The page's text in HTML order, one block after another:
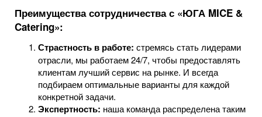
Преимущества сотрудничества с «ЮГА MICE &
Catering»:
Страстность в работе: стремясь стать лидерами
отрасли, мы работаем 24/7, чтобы предоставлять
клиентам лучший сервис на рынке. И всегда
подбираем оптимальные варианты для каждой
конкретной задачи.
Экспертность: наша команда распределена таким